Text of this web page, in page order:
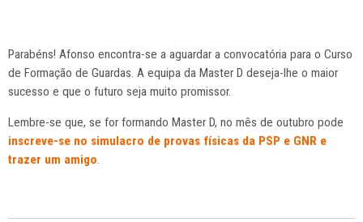
Parabéns! Afonso encontra-se a aguardar a convocatória para o Curso
de Formação de Guardas. A equipa da Master D deseja-lhe o maior
sucesso e que o futuro seja muito promissor.
Lembre-se que, se for formando Master D, no mês de outubro pode
inscreve-se no simulacro de provas físicas da PSP e GNR e
trazer um amigo.